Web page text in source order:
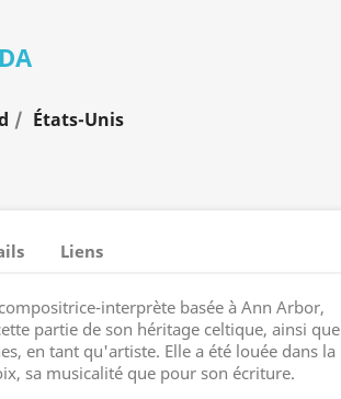
États-Unis
Liens
interprète basée à Ann Arbor,
partie de son héritage celtique, ainsi que
en tant qu'artiste. Elle a été louée dans la
sa musicalité que pour son écriture.